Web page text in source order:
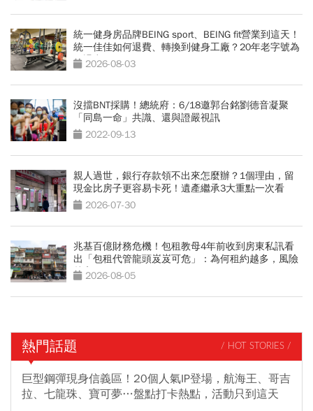
統一健身房品牌BEING sport、BEING fit營業到這天！
統一佳佳如何退費、轉換到健身工廠？20年老字號為
何退出
2026-08-03
沒擋BNT採購！總統府：6/18邀郭台銘劉德音凝聚
「同島一命」共識、還與證嚴視訊
2022-09-13
親人過世，銀行存款領不出來怎麼辦？1個理由，留
現金比房子更容易卡死！遺產繼承3大重點一次看
2026-07-30
兆基百億財務危機！包租教母4年前收到房東私訊看
出「包租代管龍頭岌岌可危」：為何租約越多，風險
越高？
2026-08-05
熱門話題 / HOT STORIES /
巨型鋼彈現身信義區！20個人氣IP登場，航海王、哥吉
拉、七龍珠、寶可夢…盤點打卡熱點，活動只到這天